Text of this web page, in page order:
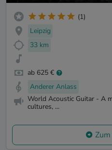
(1)
Leipzig
33 km
ab 625 €
Anderer Anlass
World Acoustic Guitar - A
cultures, ...